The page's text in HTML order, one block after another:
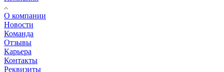
О компании
Новости
Команда
Отзывы
Карьера
Контакты
Реквизиты